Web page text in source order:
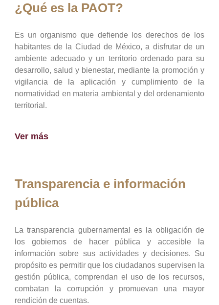
¿Qué es la PAOT?
Es un organismo que defiende los derechos de los
habitantes de la Ciudad de México, a disfrutar de un
ambiente adecuado y un territorio ordenado para su
desarrollo, salud y bienestar, mediante la promoción y
vigilancia de la aplicación y cumplimiento de la
normatividad en materia ambiental y del ordenamiento
territorial.
Ver más
Transparencia e información
pública
La transparencia gubernamental es la obligación de
los gobiernos de hacer pública y accesible la
información sobre sus actividades y decisiones. Su
propósito es permitir que los ciudadanos supervisen la
gestión pública, comprendan el uso de los recursos,
combatan la corrupción y promuevan una mayor
rendición de cuentas.